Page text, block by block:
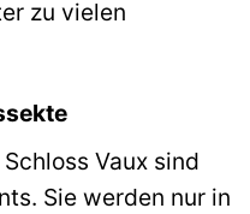
zu vielen
Vaux sind
Sie werden nur in